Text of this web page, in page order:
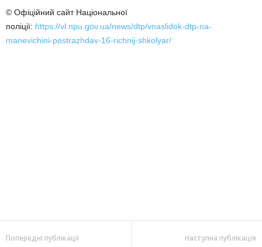
© Офіційний сайт Національної
поліції: https://vl.npu.gov.ua/news/dtp/vnaslidok-dtp-na-
manevichini-postrazhdav-16-richnij-shkolyar/
Попередні публікації Наступна публікація